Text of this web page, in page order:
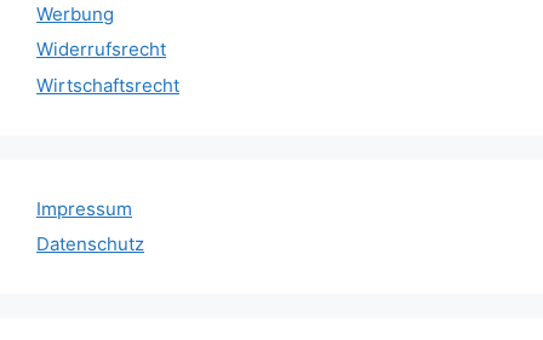
Werbung
Widerrufsrecht
Wirtschaftsrecht
Impressum
Datenschutz